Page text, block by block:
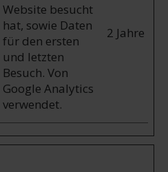
Website besucht
hat, sowie Daten
für den ersten
und letzten
Besuch. Von
Google Analytics
verwendet.
2 Jahre